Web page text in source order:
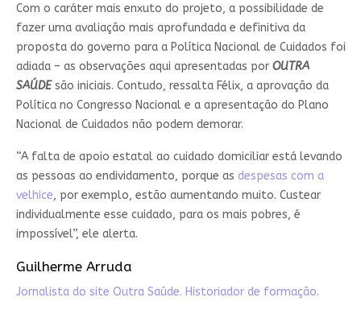
Com o caráter mais enxuto do projeto, a possibilidade de
fazer uma avaliação mais aprofundada e definitiva da
proposta do governo para a Política Nacional de Cuidados foi
adiada – as observações aqui apresentadas por OUTRA
SAÚDEsão iniciais. Contudo, ressalta Félix, a aprovação da
Política no Congresso Nacional e a apresentação do Plano
Nacional de Cuidados não podem demorar.
“A falta de apoio estatal ao cuidado domiciliar está levando
as pessoas ao endividamento, porque as despesas com a
velhice, por exemplo, estão aumentando muito. Custear
individualmente esse cuidado, para os mais pobres, é
impossível”, ele alerta.
Guilherme Arruda
Jornalista do site Outra Saúde. Historiador de formação.